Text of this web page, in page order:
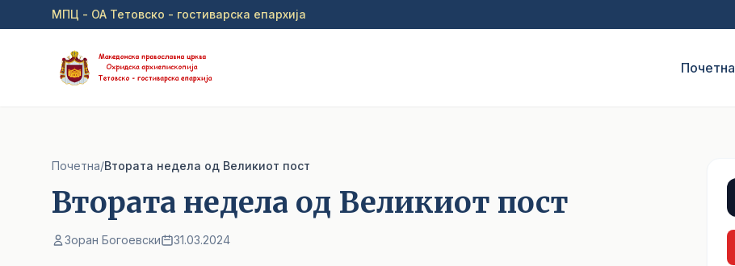
Прејди на главна содржина
МПЦ - ОА Тетовско - гостиварска епархија
Почетна
Почетна/Втората недела од Великиот пост
Втората недела од Великиот пост
Зоран Богоевски 31.03.2024